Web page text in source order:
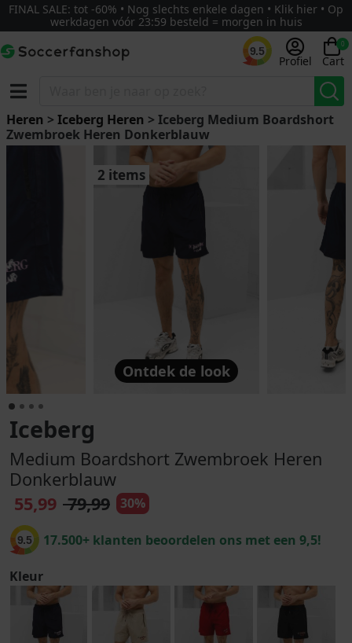
FINAL SALE: tot -60% • Nog slechts enkele dagen • Klik hier • Op
werkdagen vóór 23:59 besteld = morgen in huis
9.5
Profiel
0
Cart
Heren >Iceberg Heren > Iceberg Medium Boardshort
Zwembroek Heren Donkerblauw
2 items
Ontdek de look
Iceberg
Medium Boardshort Zwembroek Heren
Donkerblauw
55,99 79,99 30%
9.5 17.500+ klanten beoordelen ons met een 9,5!
Kleur